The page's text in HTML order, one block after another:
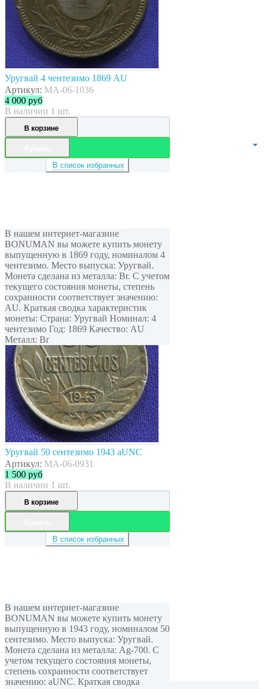
Уругвай 4 чентезимо 1869 AU
Артикул: MA-06-1036
4 000 руб
В наличии 1 шт.
В корзине
В список избранных
В нашем интернет-магазине
BONUMAN вы можете купить монету
выпущенную в 1869 году, номиналом 4
чентезимо. Место выпуска: Уругвай.
Монета сделана из металла: Br. С учетом
текущего состояния монеты, степень
сохранности соответствует значению:
AU. Краткая сводка характеристик
монеты: Страна: Уругвай Номинал: 4
чентезимо Год: 1869 Качество: AU
Металл: Br
Уругвай 50 сентезимо 1943 aUNC
Артикул: MA-06-0931
1 500 руб
В наличии 1 шт.
В корзине
В список избранных
В нашем интернет-магазине
BONUMAN вы можете купить монету
выпущенную в 1943 году, номиналом 50
сентезимо. Место выпуска: Уругвай.
Монета сделана из металла: Ag-700. С
учетом текущего состояния монеты,
степень сохранности соответствует
значению: aUNC. Краткая сводка